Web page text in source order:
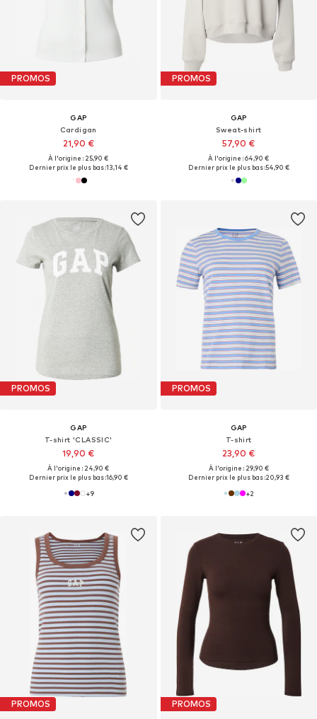
PROMOS
GAP
Cardigan
21,90 €
À l'origine : 25,90 €
Dernier prix le plus bas :13,14 €
PROMOS
GAP
Sweat-shirt
57,90 €
À l'origine : 64,90 €
Dernier prix le plus bas :54,90 €
PROMOS
GAP
T-shirt 'CLASSIC'
19,90 €
À l'origine : 24,90 €
Dernier prix le plus bas :16,90 €
+9
PROMOS
GAP
T-shirt
23,90 €
À l'origine : 29,90 €
Dernier prix le plus bas :20,93 €
+2
PROMOS PROMOS